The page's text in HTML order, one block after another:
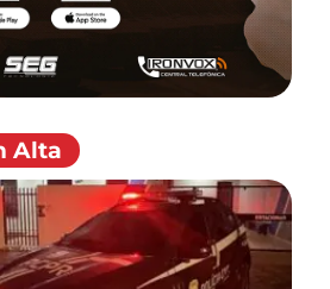
Alta